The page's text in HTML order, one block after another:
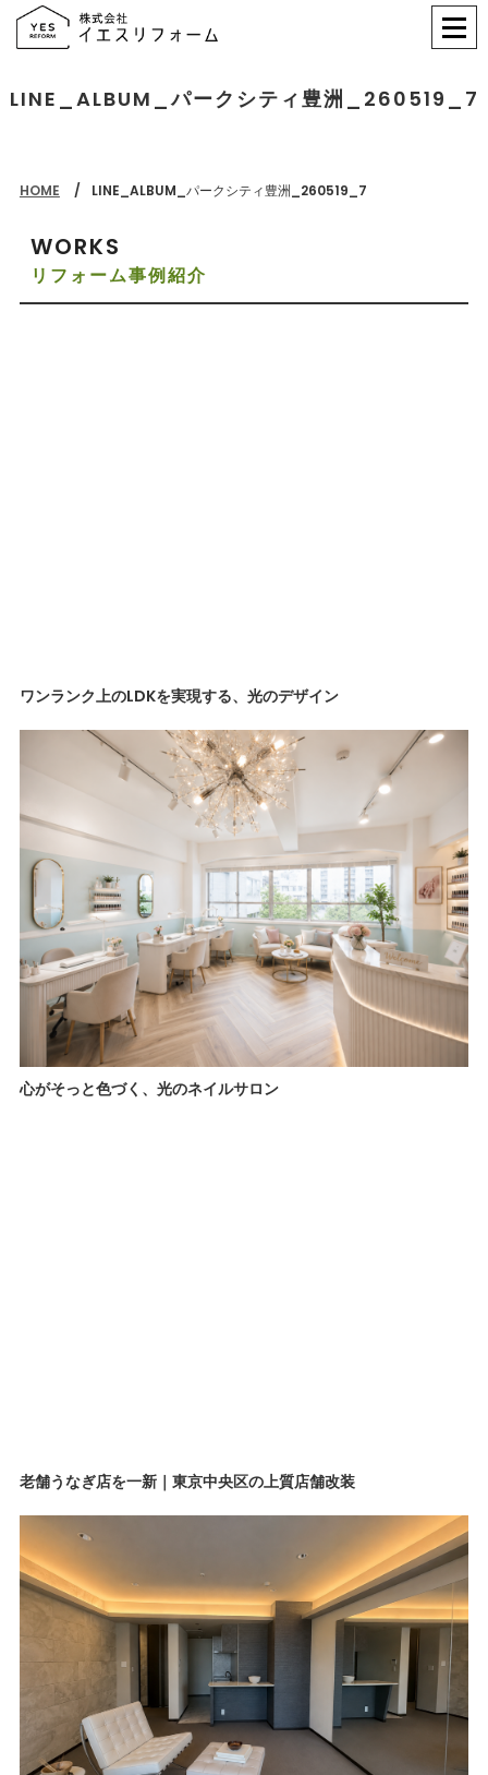
LINE_ALBUM_パークシティ豊洲_260519_7
HOME LINE_ALBUM_パークシティ豊洲_260519_7
WORKS
リフォーム事例紹介
ワンランク上のLDKを実現する、光のデザイン
心がそっと色づく、光のネイルサロン
老舗うなぎ店を一新｜東京中央区の上質店舗改装